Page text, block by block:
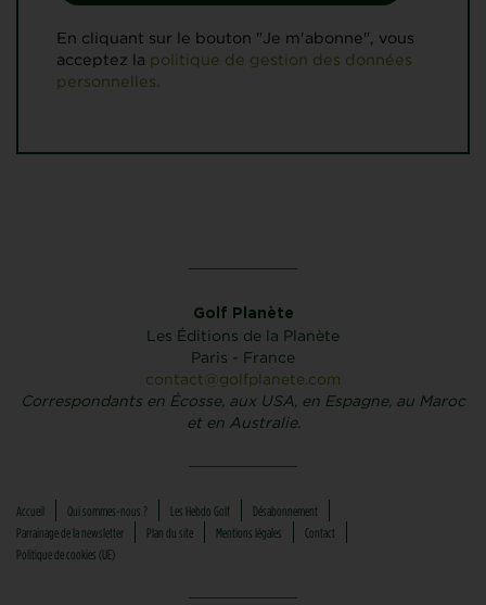
En cliquant sur le bouton "Je m'abonne", vous
acceptez la politique de gestion des données
personnelles.
Golf Planète
Les Éditions de la Planète
Paris - France
contact@golfplanete.com
Correspondants en Écosse, aux USA, en Espagne, au Maroc
et en Australie.
Accueil Qui sommes-nous ? Les Hebdo Golf
Désabonnement
Parrainage de la newsletter
Plan du site Mentions légales
Contact
Politique de cookies (UE)